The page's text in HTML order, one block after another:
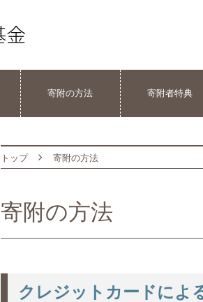
寄附の方法 寄附者特典
トップ 寄附の方法
寄附の方法
クレジットカードによ